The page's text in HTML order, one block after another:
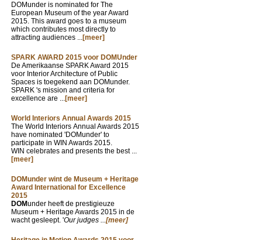
DOMunder is nominated for The
European Museum of the year Award
2015. This award goes to a museum
which contributes most directly to
attracting audiences ...[meer]
SPARK AWARD 2015 voor DOMUnder
De Amerikaanse SPARK Award 2015
voor Interior Architecture of Public
Spaces is toegekend aan DOMunder.
SPARK 's mission and criteria for
excellence are ...[meer]
World Interiors Annual Awards 2015
The World Interiors Annual Awards 2015
have nominated 'DOMunder' to
participate in WIN Awards 2015.
WIN celebrates and presents the best ...
[meer]
DOMunder wint de Museum + Heritage
Award International for Excellence
2015
DOMunder heeft de prestigieuze
Museum + Heritage Awards 2015 in de
wacht gesleept. 'Our judges ...[meer]